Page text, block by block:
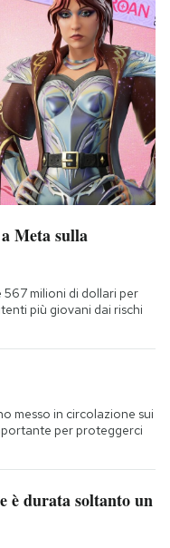
Meta sulla
milioni di dollari per
più giovani dai rischi
messo in circolazione sui
per proteggerci
è durata soltanto un